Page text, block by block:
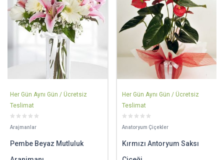
Her Gün Aynı Gün / Ücretsiz
Teslimat
Arajmanlar
Pembe Beyaz Mutluluk
Her Gün Aynı Gün / Ücretsiz
Teslimat
Anatoryum Çiçekler
Kırmızı Antoryum Saksı